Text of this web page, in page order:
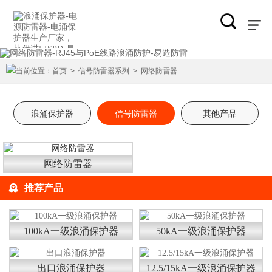
当前位置： 首页 > 信号防雷器系列 > 网络防雷器
浪涌保护器 信号防雷器 其他产品
网络防雷器
推荐产品
100kA一级浪涌保护器 50kA一级浪涌保护器
出口浪涌保护器 12.5/15kA一级浪涌保护器